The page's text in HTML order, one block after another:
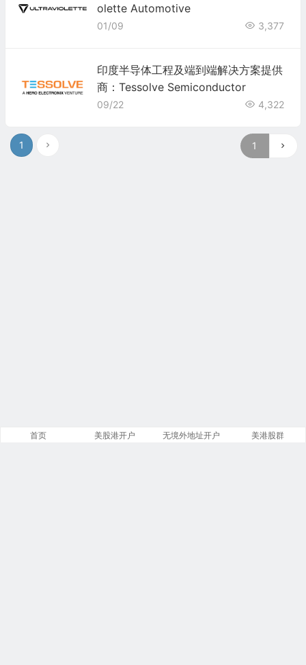
olette Automotive
01/09 3,377
印度半导体工程及端到端解决方案提供
商：Tessolve Semiconductor
09/22 4,322
1
首页 美股港开户 无境外地址开户 美港股群